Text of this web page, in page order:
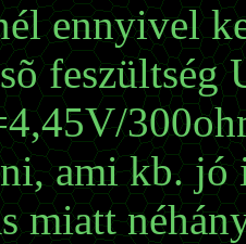
ennyivel
ami kb. jó
miatt